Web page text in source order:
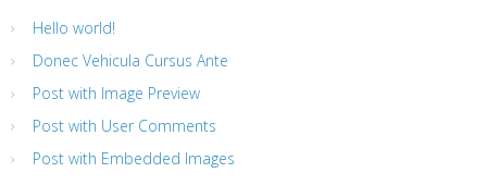
Hello world!
Donec Vehicula Cursus Ante
Post with Image Preview
Post with User Comments
Post with Embedded Images